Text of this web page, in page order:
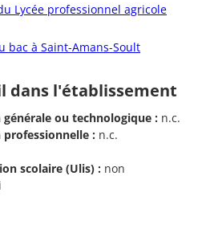
Lycée professionnel agricole
bac à Saint-Amans-Soult
dans l'établissement
ou technologique : n.c.
: n.c.
scolaire (Ulis) : non